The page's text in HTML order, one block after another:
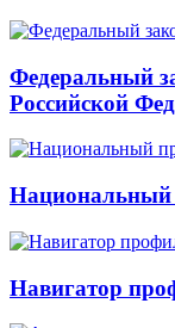
Федеральный
Российской
Национальный
Навигатор